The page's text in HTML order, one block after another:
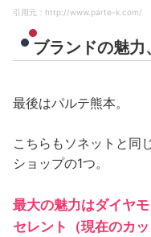
引用元：http://www.parte-k.com/
ブランドの魅力
最後はパルテ熊本。
こちらもソネットと同
ショップの1つ。
最大の魅力はダイヤ
セレント（現在のカ